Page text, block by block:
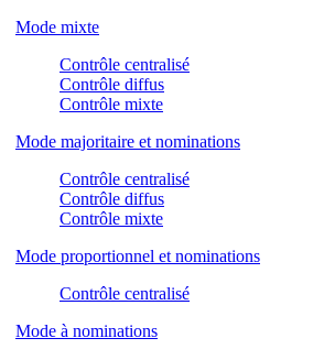
Mode mixte
Contrôle centralisé
Contrôle diffus
Contrôle mixte
Mode majoritaire et nominations
Contrôle centralisé
Contrôle diffus
Contrôle mixte
Mode proportionnel et nominations
Contrôle centralisé
Mode à nominations